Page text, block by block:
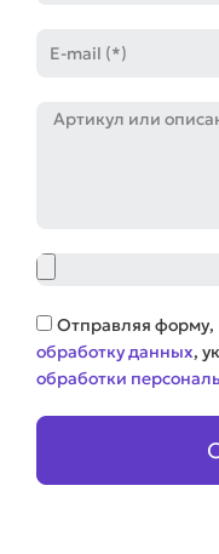
mail
Артикул
Файл
Соглашение
Отправляя форму,
обработку данных,
обработки